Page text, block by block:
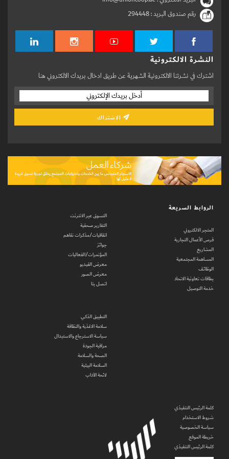
رقم صندوق البريد :294448
النشرة الالكترونية
اشترك في نشرتنا الالكترونية الشهرية عن طريق ادخال بريدك الالكتروني هنا
الروابط السريعة
المتجر الالكتروني
فرص الأعمال التجارية
المشاريع
المساهمة المجتمعية
الوظائف
بطاقات تعاونية الاتحاد
خدمة التوصيل
التسوق عبر الانترنت
التقارير صحفية
اتفاقيات/مذكرات تفاهم
جوائز
المؤتمرات/الفعاليات
معرض الفيديو
معرض الصور
اتصل بنا
التطبيق الذكي
سلامة الاغذية والنظافة
سياسة الاسترجاع والاستبدال
مراقبة الجودة
الصحة والسلامة
السلامة البيئية
لائحة الآداب
كلمة الرئيس التنفيذي
شروط الاستخدام
سياسة الخصوصية
خريطة الموقع
كلمة الرئيس التنفيذي